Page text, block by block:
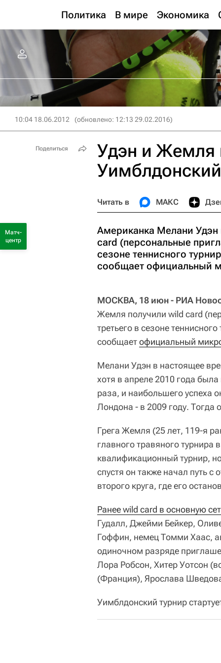
Политика В мире Экономика
10:04 18.06.2012 (обновлено: 12:13 29.02.2016)
Удэн и Жемля
Читать в МАКС
Американка Мелани
card (персональные
сезоне теннисного
сообщает официальный
МОСКВА, 18 июн - РИА
Жемля получили wild card
третьего в сезоне
сообщаетофициальный
Мелани Удэн в настоящее
хотя в апреле 2010 года
раза, и наибольшего успеха
Лондона - в 2009 году. Тогда
Грега Жемля (25 лет, 119-я
главного травяного турнира
квалификационный турнир,
спустя он также начал путь
второго круга, где его
Ранее wild card в основную
Гудалл, Джейми Бейкер,
Гоффин, немец Томми Хаас,
одиночном разряде
Лора Робсон, Хитер Уотсон
(Франция), Ярослава
Уимблдонский турнир
Поделиться
Матч-
центр